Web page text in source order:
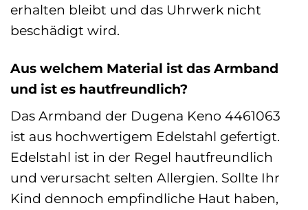
erhalten bleibt und das Uhrwerk nicht
beschädigt wird.
Aus welchem Material ist das Armband
und ist es hautfreundlich?
Das Armband der Dugena Keno 4461063
ist aus hochwertigem Edelstahl gefertigt.
Edelstahl ist in der Regel hautfreundlich
und verursacht selten Allergien. Sollte Ihr
Kind dennoch empfindliche Haut haben,